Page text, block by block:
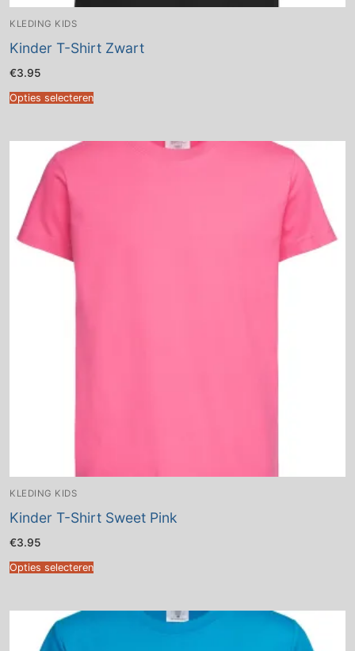
KLEDING KIDS
Kinder T-Shirt Zwart
€3.95
Opties selecteren
KLEDING KIDS
Kinder T-Shirt Sweet Pink
€3.95
Opties selecteren